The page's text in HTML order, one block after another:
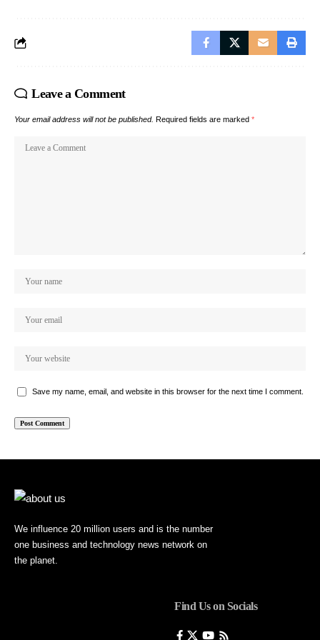
Leave a Comment
Your email address will not be published. Required fields are marked *
Save my name, email, and website in this browser for the next time I comment.
We influence 20 million users and is the number
one business and technology news network on
the planet.
Find Us on Socials